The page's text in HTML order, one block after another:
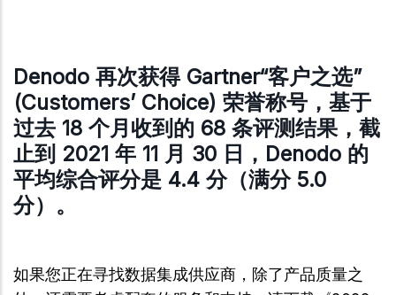
Denodo 再次获得 Gartner“客户之选”
(Customers’ Choice) 荣誉称号，基于
过去 18 个月收到的 68 条评测结果，截
止到 2021 年 11 月 30 日，Denodo 的
平均综合评分是 4.4 分（满分 5.0
分）。
如果您正在寻找数据集成供应商，除了产品质量之